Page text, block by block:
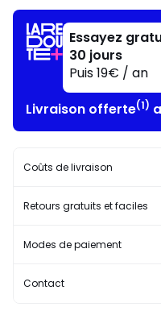
Essayez
30 jours
Puis 19€ / an
Livraison offerte(1)
Coûts de livraison
Retours gratuits et faciles
Modes de paiement
Contact